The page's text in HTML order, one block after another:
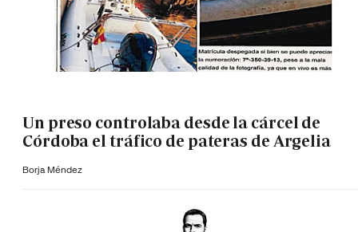
Un preso controlaba desde la cárcel de
Córdoba el tráfico de pateras de Argelia
Borja Méndez